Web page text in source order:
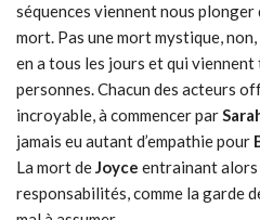
séquences viennent nous
mort. Pas une mort mystique,
en a tous les jours et qui viennent
personnes. Chacun des acteurs
incroyable, à commencer par
jamais eu autant d’empathie pour
La mort deJoyce entrainant alors
responsabilités, comme la garde